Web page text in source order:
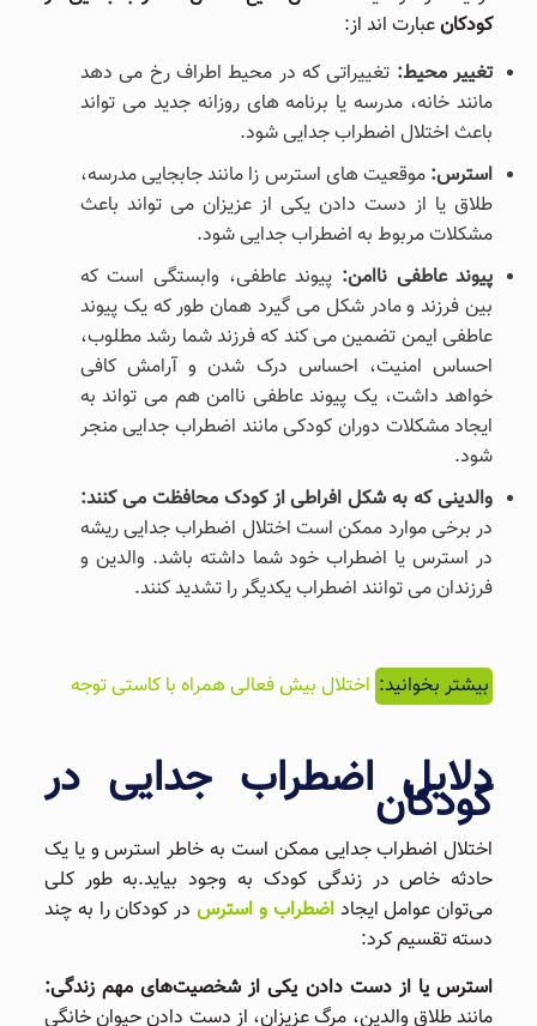
کودکانعبارت اند از:
تغییر محیط: تغییراتی که در محیط اطراف رخ می دهد
مانند خانه، مدرسه یا برنامه های روزانه جدید می تواند
باعث اختلال اضطراب جدایی شود.
استرس: موقعیت های استرس زا مانند جابجایی مدرسه،
طلاق یا از دست دادن یکی از عزیزان می تواند باعث
مشکلات مربوط به اضطراب جدایی شود.
پیوند عاطفی ناامن: پیوند عاطفی، وابستگی است که
بین فرزند و مادر شکل می گیرد همان طور که یک پیوند
عاطفی ایمن تضمین می کند که فرزند شما رشد مطلوب،
احساس امنیت، احساس درک شدن و آرامش کافی
خواهد داشت، یک پیوند عاطفی ناامن هم می تواند به
ایجاد مشکلات دوران کودکی مانند اضطراب جدایی منجر
شود.
والدینی که به شکل افراطی از کودک محافظت می کنند:
در برخی موارد ممکن است اختلال اضطراب جدایی ریشه
در استرس یا اضطراب خود شما داشته باشد. والدین و
فرزندان می توانند اضطراب یکدیگر را تشدید کنند.
بیشتر بخوانید: اختلال بیش فعالی همراه با کاستی توجه
دلایل اضطراب جدایی در
کودکان
اختلال اضطراب جدایی ممکن است به خاطر استرس و یا یک
حادثه خاص در زندگی کودک به وجود بیاید.به طور کلی
می‌توان عوامل ایجاداضطراب و استرسدر کودکان را به چند
دسته تقسیم کرد:
استرس یا از دست دادن یکی از شخصیت‌های مهم زندگی:
مانند طلاق والدین، مرگ عزیزان، از دست دادن حیوان خانگی